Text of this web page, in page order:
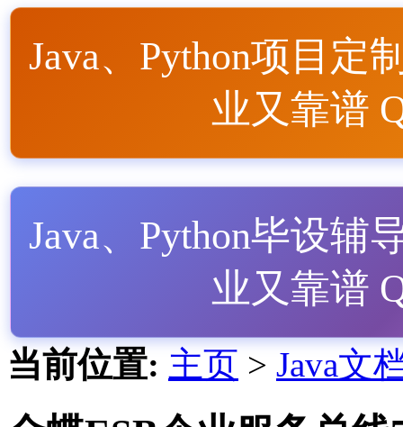
Java、Python项目定
业又靠谱
Java、Python毕设辅
业又靠谱
当前位置: 主页 > Java文